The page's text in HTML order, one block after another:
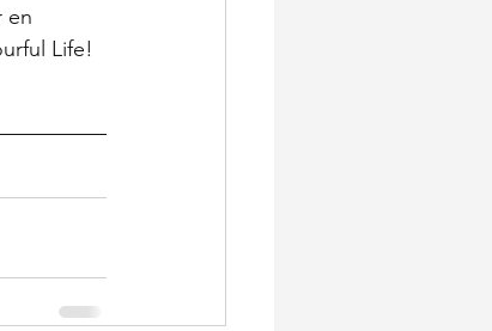
en
Life!